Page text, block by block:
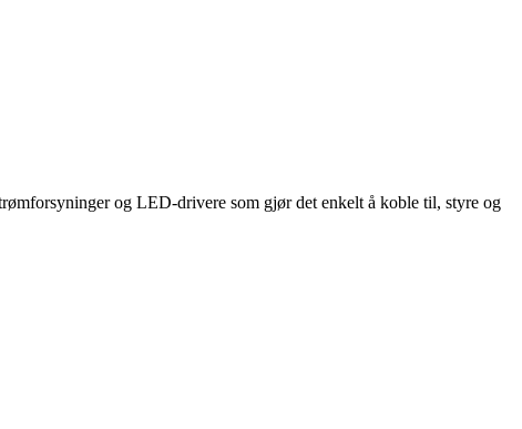
og LED-drivere som gjør det enkelt å koble til, styre og